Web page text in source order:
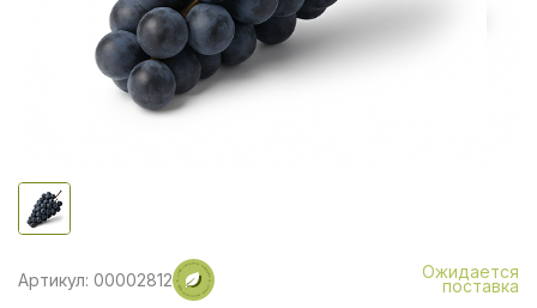
Артикул: 00002812 Ожидается
поставка